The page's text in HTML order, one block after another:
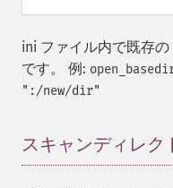
ini ファイル内で既存
です。 例:
":/new/dir"
スキャンディレク